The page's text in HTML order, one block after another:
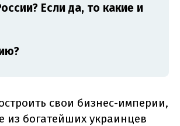
Если да, то какие и
свои бизнес-империи,
из богатейших украинцев